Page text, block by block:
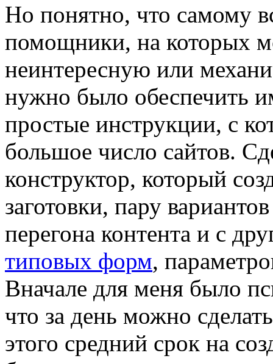
Но понятно, что самому
помощники, на которых
неинтересную или
нужно было обеспечить
простые инструкции, с
большое число сайтов.
конструктор, который
заготовки, пару
перегона контента и с
типовых форм,
Вначале для меня было
что за день можно
этого средний срок на